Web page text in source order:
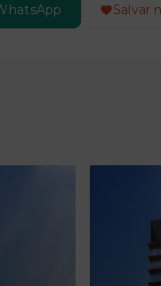
Salvar